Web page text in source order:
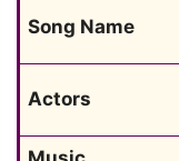
Song Name
Actors